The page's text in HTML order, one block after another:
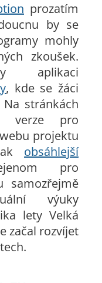
prozatím
by se
mohly
zkoušek.
aplikaci
, kde se žáci
stránkách
verze pro
projektu
obsáhlejší
pro
samozřejmě
výuky
lety Velká
začal rozvíjet